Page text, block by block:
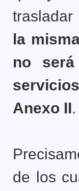
la
no
Anexo II.
de los